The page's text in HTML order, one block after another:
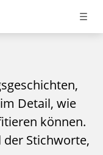
Detail, wie
können.
der Stichworte,